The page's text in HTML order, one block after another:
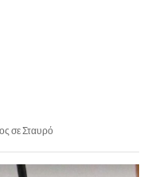
σε Σταυρό